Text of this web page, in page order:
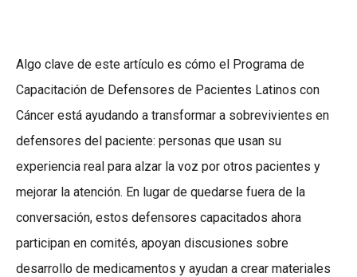
Algo clave de este artículo es cómo el Programa de
Capacitación de Defensores de Pacientes Latinos con
Cáncer está ayudando a transformar a sobrevivientes en
defensores del paciente: personas que usan su
experiencia real para alzar la voz por otros pacientes y
mejorar la atención. En lugar de quedarse fuera de la
conversación, estos defensores capacitados ahora
participan en comités, apoyan discusiones sobre
desarrollo de medicamentos y ayudan a crear materiales